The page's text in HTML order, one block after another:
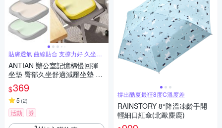
貼膚透氣 曲線貼合 支撐力好 久坐不
累
ANTIAN 辦公室記憶棉慢回彈
坐墊 臀部久坐舒適減壓坐墊 車
用坐墊 痔瘡墊 孕婦墊
$369
5 (2)
活動 券
撐出酷夏最狂8度C溫度差
RAINSTORY-8°降溫凍齡手開
輕細口紅傘(北歐麋鹿)